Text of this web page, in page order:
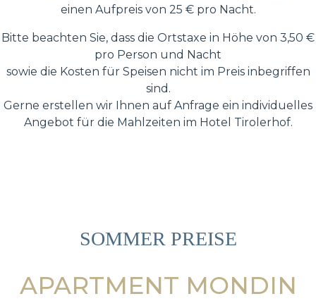
einen Aufpreis von 25 € pro Nacht.
Bitte beachten Sie, dass die Ortstaxe in Höhe von 3,50 €
pro Person und Nacht
sowie die Kosten für Speisen nicht im Preis inbegriffen
sind.
Gerne erstellen wir Ihnen auf Anfrage ein individuelles
Angebot für die Mahlzeiten im Hotel Tirolerhof.
SOMMER PREISE
APARTMENT MONDIN